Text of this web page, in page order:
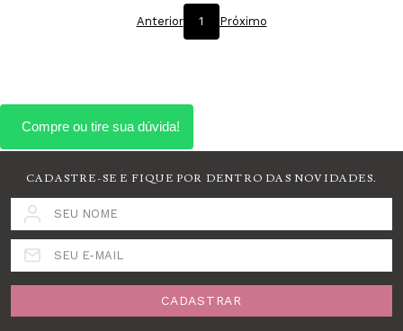
Anterior 1 Próximo
CADASTRE-SE E FIQUE POR DENTRO DAS NOVIDADES.
SEU NOME
SEU E-MAIL
CADASTRAR